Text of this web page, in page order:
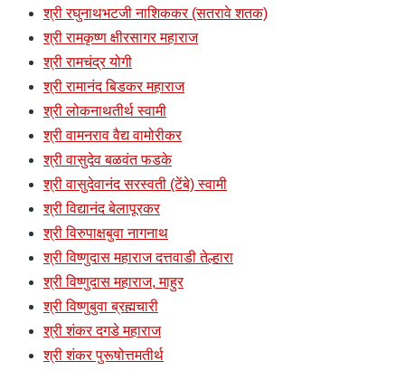
श्री रघुनाथभटजी नाशिककर (सतरावे शतक)
श्री रामकृष्ण क्षीरसागर महाराज
श्री रामचंद्र योगी
श्री रामानंद बिडकर महाराज
श्री लोकनाथतीर्थ स्वामी
श्री वामनराव वैद्य वामोरीकर
श्री वासुदेव बळवंत फडके
श्री वासुदेवानंद सरस्वती (टेंबे) स्वामी
श्री विद्यानंद बेलापूरकर
श्री विरुपाक्षबुवा नागनाथ
श्री विष्णुदास महाराज दत्तवाडी तेल्हारा
श्री विष्णुदास महाराज, माहुर
श्री विष्णुबुवा ब्रह्मचारी
श्री शंकर दगडे महाराज
श्री शंकर पुरूषोत्तमतीर्थ